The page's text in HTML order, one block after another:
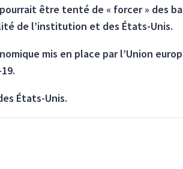
être tenté de « forcer » des
de l’institution et des États-Unis.
mis en place par l’Union
États-Unis.